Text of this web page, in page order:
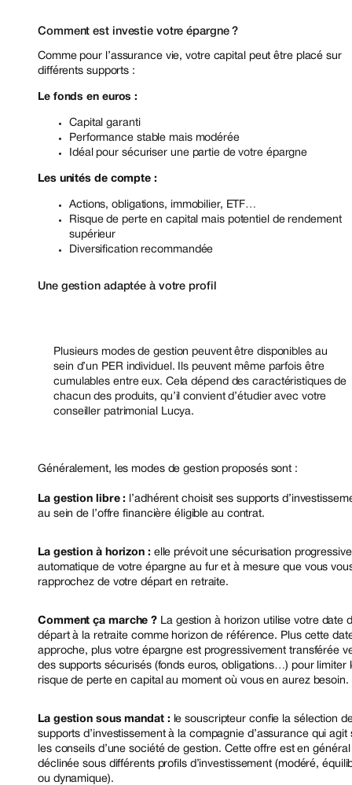
Comment est investie votre épargne ?
Comme pour l’assurance vie, votre capital peut être placé sur
différents supports :
Le fonds en euros :
Capital garanti
Performance stable mais modérée
Idéal pour sécuriser une partie de votre épargne
Les unités de compte :
Actions, obligations, immobilier, ETF…
Risque de perte en capital mais potentiel de rendement
supérieur
Diversification recommandée
Une gestion adaptée à votre profil
Plusieurs modes de gestion peuvent être disponibles au
sein d’un PER individuel. Ils peuvent même parfois être
cumulables entre eux. Cela dépend des caractéristiques de
chacun des produits, qu’il convient d’étudier avec votre
conseiller patrimonial Lucya.
Généralement, les modes de gestion proposés sont :
La gestion libre : l’adhérent choisit ses supports
au sein de l’offre financière éligible au contrat.
La gestion à horizon : elle prévoit une sécurisation
automatique de votre épargne au fur et à mesure que vous
rapprochez de votre départ en retraite.
Comment ça marche ? La gestion à horizon utilise votre date
départ à la retraite comme horizon de référence. Plus cette
approche, plus votre épargne est progressivement transférée
des supports sécurisés (fonds euros, obligations…) pour limiter
risque de perte en capital au moment où vous en aurez besoin.
La gestion sous mandat : le souscripteur confie la sélection
supports d’investissement à la compagnie d’assurance qui agit
les conseils d’une société de gestion. Cette offre est en général
déclinée sous différents profils d’investissement (modéré,
ou dynamique).